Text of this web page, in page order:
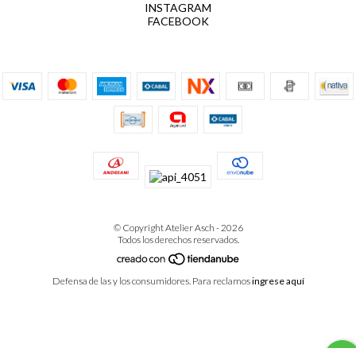
INSTAGRAM
FACEBOOK
© Copyright Atelier Asch - 2026
Todos los derechos reservados.
Defensa de las y los consumidores. Para reclamosingrese aquí